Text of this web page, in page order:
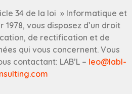
34 de la loi » Informatique et
vous disposez d’un droit
de rectification et de
qui vous concernent. Vous
contactant: LAB’L – leo@labl-